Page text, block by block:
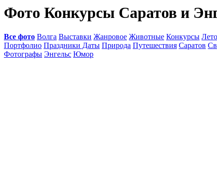
Фото Конкурсы Саратов и
Все фото Волга Выставки Жанровое Животные Конкурсы
Портфолио Праздники Даты Природа Путешествия Саратов
Фотографы Энгельс Юмор